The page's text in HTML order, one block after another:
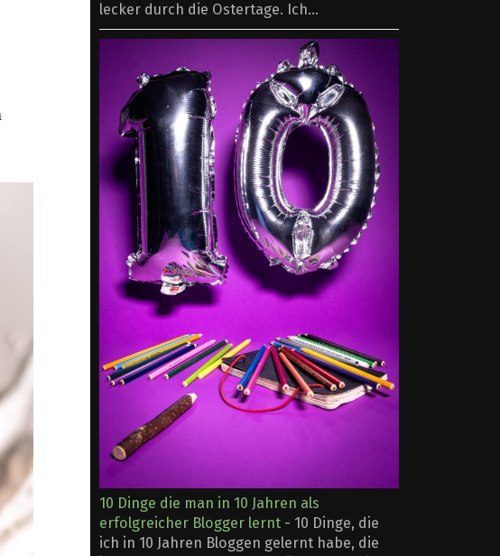
lecker durch die Ostertage. Ich...
10 Dinge die man in 10 Jahren als
erfolgreicher Blogger lernt - 10 Dinge, die
ich in 10 Jahren Bloggen gelernt habe, die